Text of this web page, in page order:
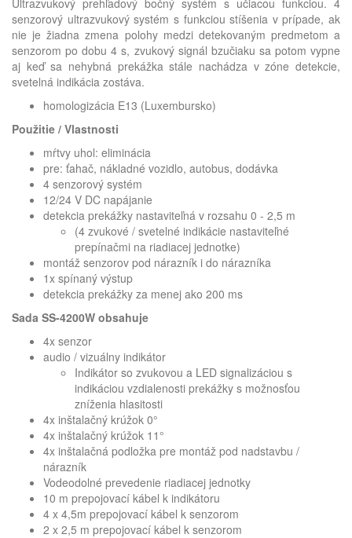
Ultrazvukový prehľadový bočný systém s učiacou funkciou. 4
senzorový ultrazvukový systém s funkciou stíšenia v prípade, ak
nie je žiadna zmena polohy medzi detekovaným predmetom a
senzorom po dobu 4 s, zvukový signál bzučiaku sa potom vypne
aj keď sa nehybná prekážka stále nachádza v zóne detekcie,
svetelná indikácia zostáva.
homologizácia E13 (Luxembursko)
Použitie / Vlastnosti
mŕtvy uhol: eliminácia
pre: ťahač, nákladné vozidlo, autobus, dodávka
4 senzorový systém
12/24 V DC napájanie
detekcia prekážky nastaviteľná v rozsahu 0 - 2,5 m
(4 zvukové / svetelné indikácie nastaviteľné
prepínačmi na riadiacej jednotke)
montáž senzorov pod nárazník i do nárazníka
1x spínaný výstup
detekcia prekážky za menej ako 200 ms
Sada SS-4200W obsahuje
4x senzor
audio / vizuálny indikátor
Indikátor so zvukovou a LED signalizáciou s
indikáciou vzdialenosti prekážky s možnosťou
zníženia hlasitosti
4x inštalačný krúžok 0°
4x inštalačný krúžok 11°
4x inštalačná podložka pre montáž pod nadstavbu /
nárazník
Vodeodolné prevedenie riadiacej jednotky
10 m prepojovací kábel k indikátoru
4 x 4,5m prepojovací kábel k senzorom
2 x 2,5 m prepojovací kábel k senzorom